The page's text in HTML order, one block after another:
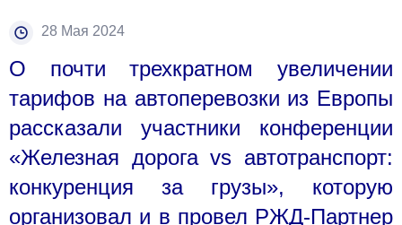
28 Мая 2024
О почти трехкратном увеличении
тарифов на автоперевозки из Европы
рассказали участники конференции
«Железная дорога vs автотранспорт:
конкуренция за грузы», которую
организовал и в провел РЖД-Партнер